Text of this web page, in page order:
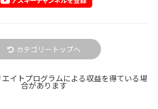
カテゴリートップへ
イトプログラムによる収益を得ている場
合があります